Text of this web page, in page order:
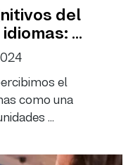
del
...
el
como una
...